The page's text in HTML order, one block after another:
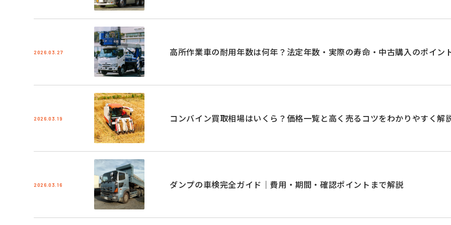
2026.03.27 高所作業車の耐用年数は何年？法定年数・実際の寿命・中古購入のポイン
2026.03.19 コンバイン買取相場はいくら？価格一覧と高く売るコツをわかりやすく解
2026.03.16 ダンプの車検完全ガイド｜費用・期間・確認ポイントまで解説